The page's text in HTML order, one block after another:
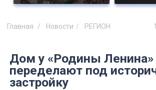
Главная Новости РЕГИОН
Дом у «Родины Ленина»
переделают под
застройку